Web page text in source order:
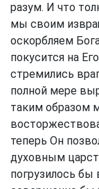
разум. И что
мы своим
оскорбляем
покусится на
стремились
полной мере
таким образом
теперь Он
духовным
погрузилось бы